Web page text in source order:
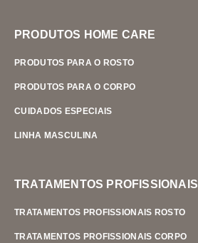
PRODUTOS HOME CARE
PRODUTOS PARA O ROSTO
PRODUTOS PARA O CORPO
CUIDADOS ESPECIAIS
LINHA MASCULINA
TRATAMENTOS PROFISSIONAIS
TRATAMENTOS PROFISSIONAIS ROSTO
TRATAMENTOS PROFISSIONAIS CORPO